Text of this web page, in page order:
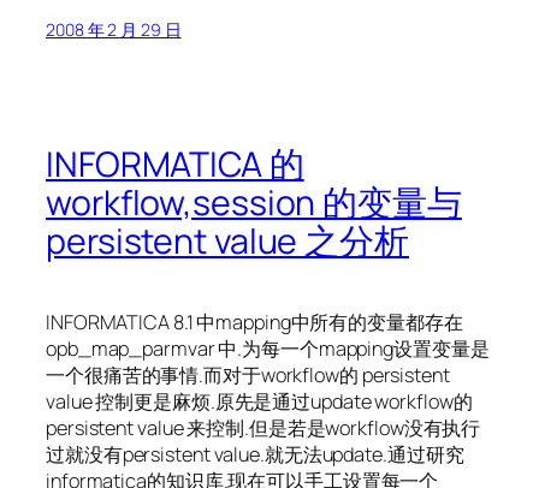
2008 年 2 月 29 日
INFORMATICA 的
workflow,session 的变量与
persistent value 之分析
INFORMATICA 8.1 中mapping中所有的变量都存在
opb_map_parmvar 中.为每一个mapping设置变量是
一个很痛苦的事情.而对于workflow的 persistent
value 控制更是麻烦.原先是通过update workflow的
persistent value 来控制.但是若是workflow没有执行
过就没有persistent value.就无法update.通过研究
informatica的知识库.现在可以手工设置每一个